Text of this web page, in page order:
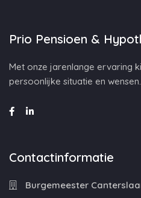
Prio Pensioen &
Met onze jarenlange ervaring
persoonlijke situatie en wensen.
Contactinformatie
Burgemeester